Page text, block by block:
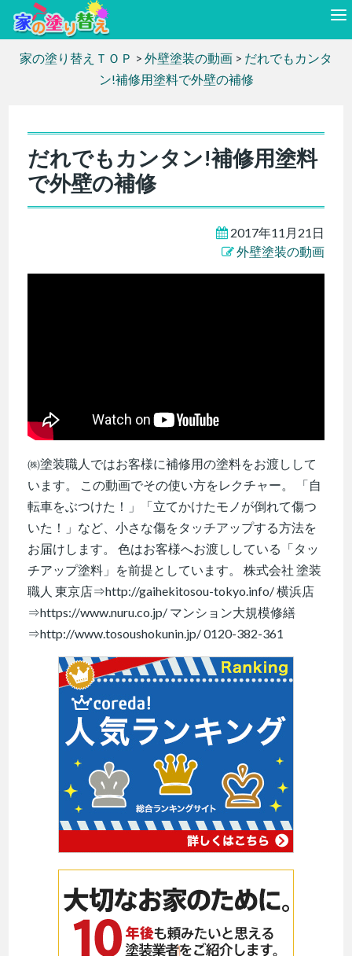
家の塗り替えＴＯＰ > 外壁塗装の動画 > だれでもカンタ
ン!補修用塗料で外壁の補修
だれでもカンタン!補修用塗料
で外壁の補修
2017年11月21日
外壁塗装の動画
㈱塗装職人ではお客様に補修用の塗料をお渡しして
います。 この動画でその使い方をレクチャー。 「自
転車をぶつけた！」「立てかけたモノが倒れて傷つ
いた！」など、小さな傷をタッチアップする方法を
お届けします。 色はお客様へお渡ししている「タッ
チアップ塗料」を前提としています。 株式会社 塗装
職人 東京店⇒http://gaihekitosou-tokyo.info/ 横浜店
⇒https://www.nuru.co.jp/ マンション大規模修繕
⇒http://www.tosoushokunin.jp/ 0120-382-361